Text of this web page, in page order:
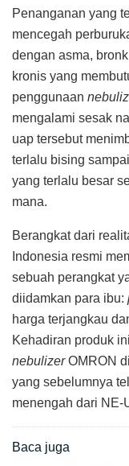
Penanganan yang
mencegah
dengan asma,
kronis yang
penggunaan
mengalami sesak
uap tersebut
terlalu bising
yang terlalu besar
mana.
Berangkat dari
Indonesia resmi
sebuah perangkat
diidamkan para ibu:
harga terjangkau
Kehadiran produk
nebulizerOMRON
yang sebelumnya
menengah dari NE-
Baca juga